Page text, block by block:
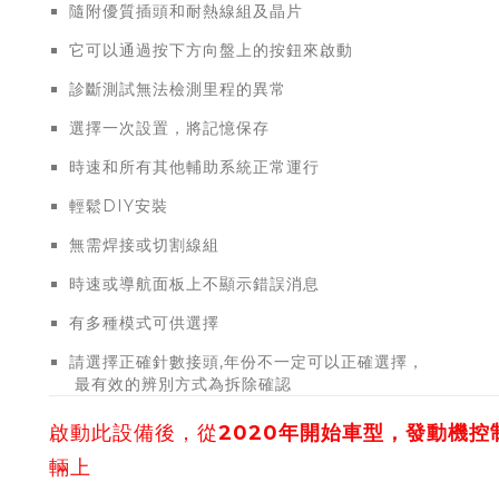
隨附優質插頭和耐熱線組及晶片
它可以通過按下方向盤上的按鈕來啟動
診斷測試無法檢測里程的異常
選擇一次設置，將記憶保存
時速和所有其他輔助系統正常運行
輕鬆DIY安裝
無需焊接或切割線組
時速或導航面板上不顯示錯誤消息
有多種模式可供選擇
請選擇正確針數接頭,年份不一定
最有效的辨別方式為拆除確認
啟動此設備後，從2020年開始車型，發動機控
輛上